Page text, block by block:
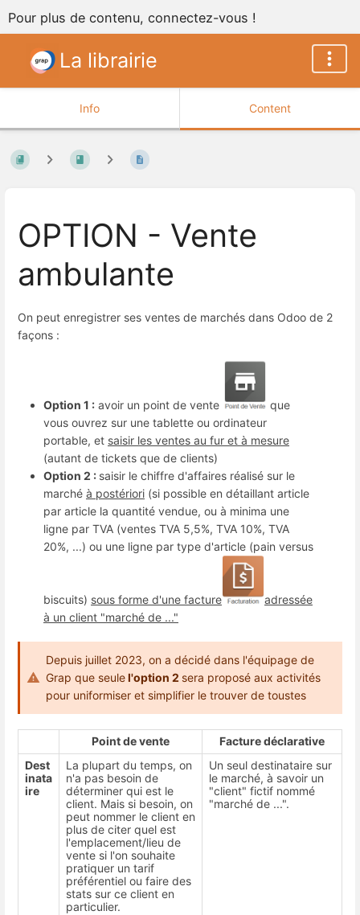
Pour plus de contenu, connectez-vous !
La librairie
Info Content
OPTION - Vente
ambulante
On peut enregistrer ses ventes de marchés dans Odoo de 2
façons :
Option 1 : avoir un point de vente
que
vous ouvrez sur une tablette ou ordinateur
portable, et saisir les ventes au fur et à mesure
(autant de tickets que de clients)
Option 2 : saisir le chiffre d'affaires réalisé sur le
marché à postériori (si possible en détaillant article
par article la quantité vendue, ou à minima une
ligne par TVA (ventes TVA 5,5%, TVA 10%, TVA
20%, ...) ou une ligne par type d'article (pain versus
biscuits) sous forme d'une facture
adressée
à un client "marché de ..."
Depuis juillet 2023, on a décidé dans l'équipage de
Grap que seulel'option 2 sera proposé aux activités
pour uniformiser et simplifier le trouver de toustes
Point de vente
Facture déclarative
Dest
inata
ire
La plupart du temps, on
n'a pas besoin de
déterminer qui est le
client. Mais si besoin, on
peut nommer le client en
plus de citer quel est
l'emplacement/lieu de
vente si l'on souhaite
pratiquer un tarif
préférentiel ou faire des
stats sur ce client en
particulier.
Un seul destinataire sur
le marché, à savoir un
"client" fictif nommé
"marché de ...".